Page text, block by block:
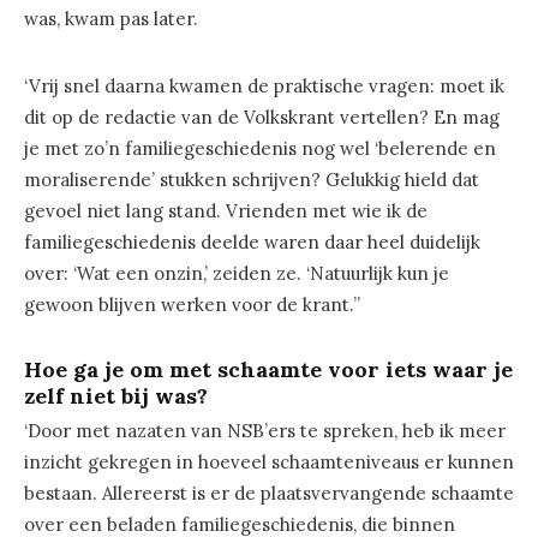
was, kwam pas later.
‘Vrij snel daarna kwamen de praktische vragen: moet ik
dit op de redactie van de Volkskrant vertellen? En mag
je met zo’n familiegeschiedenis nog wel ‘belerende en
moraliserende’ stukken schrijven? Gelukkig hield dat
gevoel niet lang stand. Vrienden met wie ik de
familiegeschiedenis deelde waren daar heel duidelijk
over: ‘Wat een onzin,’ zeiden ze. ‘Natuurlijk kun je
gewoon blijven werken voor de krant.’’
Hoe ga je om met schaamte voor iets waar je
zelf niet bij was?
‘Door met nazaten van NSB’ers te spreken, heb ik meer
inzicht gekregen in hoeveel schaamteniveaus er kunnen
bestaan. Allereerst is er de plaatsvervangende schaamte
over een beladen familiegeschiedenis, die binnen